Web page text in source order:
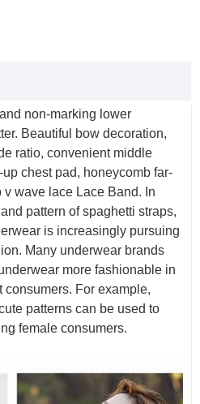
non-marking lower
Beautiful bow decoration,
ratio, convenient middle
chest pad, honeycomb far-
wave lace Lace Band. In
pattern of spaghetti straps,
is increasingly pursuing
Many underwear brands
more fashionable in
consumers. For example,
patterns can be used to
female consumers.